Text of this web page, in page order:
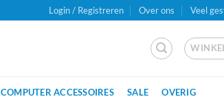
Login / Registreren Over ons Veel
COMPUTER ACCESSOIRES SALE OVERIG